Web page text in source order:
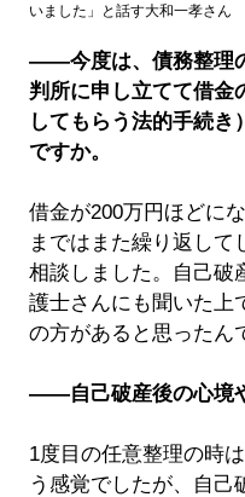
いました」と話す大和一孝さん
――今度は、債務整理
判所に申し立てて借金
してもらう法的手続き
ですか。
借金が200万円ほどに
まではまた繰り返して
相談しました。自己破
護士さんにも聞いた上
の方があると思ったん
――自己破産後の心境
1度目の任意整理の時
う感覚でしたが、自己